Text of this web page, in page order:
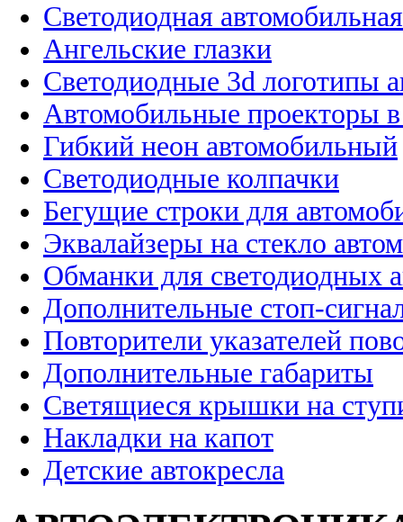
Светодиодная
Ангельские глазки
Светодиодные 3d логотипы
Автомобильные проекторы
Гибкий неон автомобильный
Светодиодные колпачки
Бегущие строки для
Эквалайзеры на стекло
Обманки для светодиодных
Дополнительные стоп-
Повторители указателей
Дополнительные габариты
Светящиеся крышки на
Накладки на капот
Детские автокресла